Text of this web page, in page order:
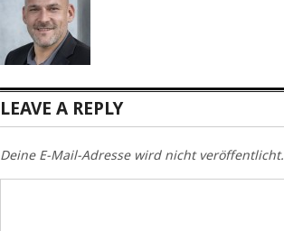
LEAVE A REPLY
Deine E-Mail-Adresse wird nicht veröffentlicht.